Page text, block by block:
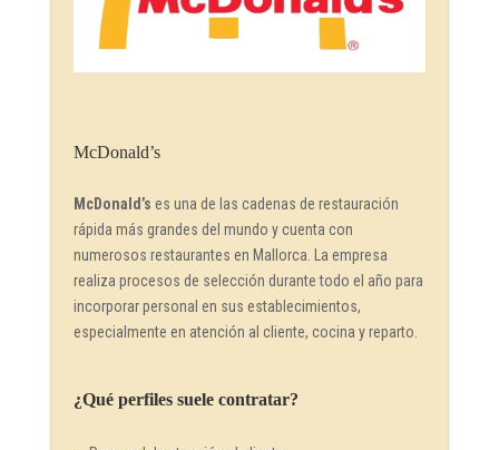
McDonald’s
McDonald’s es una de las cadenas de restauración
rápida más grandes del mundo y cuenta con
numerosos restaurantes en Mallorca. La empresa
realiza procesos de selección durante todo el año para
incorporar personal en sus establecimientos,
especialmente en atención al cliente, cocina y reparto.
¿Qué perfiles suele contratar?